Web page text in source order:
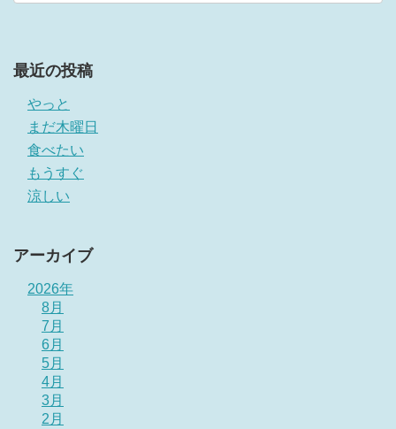
最近の投稿
やっと
まだ木曜日
食べたい
もうすぐ
涼しい
アーカイブ
2026年
8月
7月
6月
5月
4月
3月
2月